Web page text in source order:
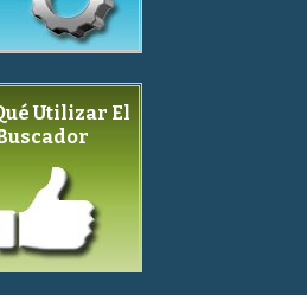
Utilizar El